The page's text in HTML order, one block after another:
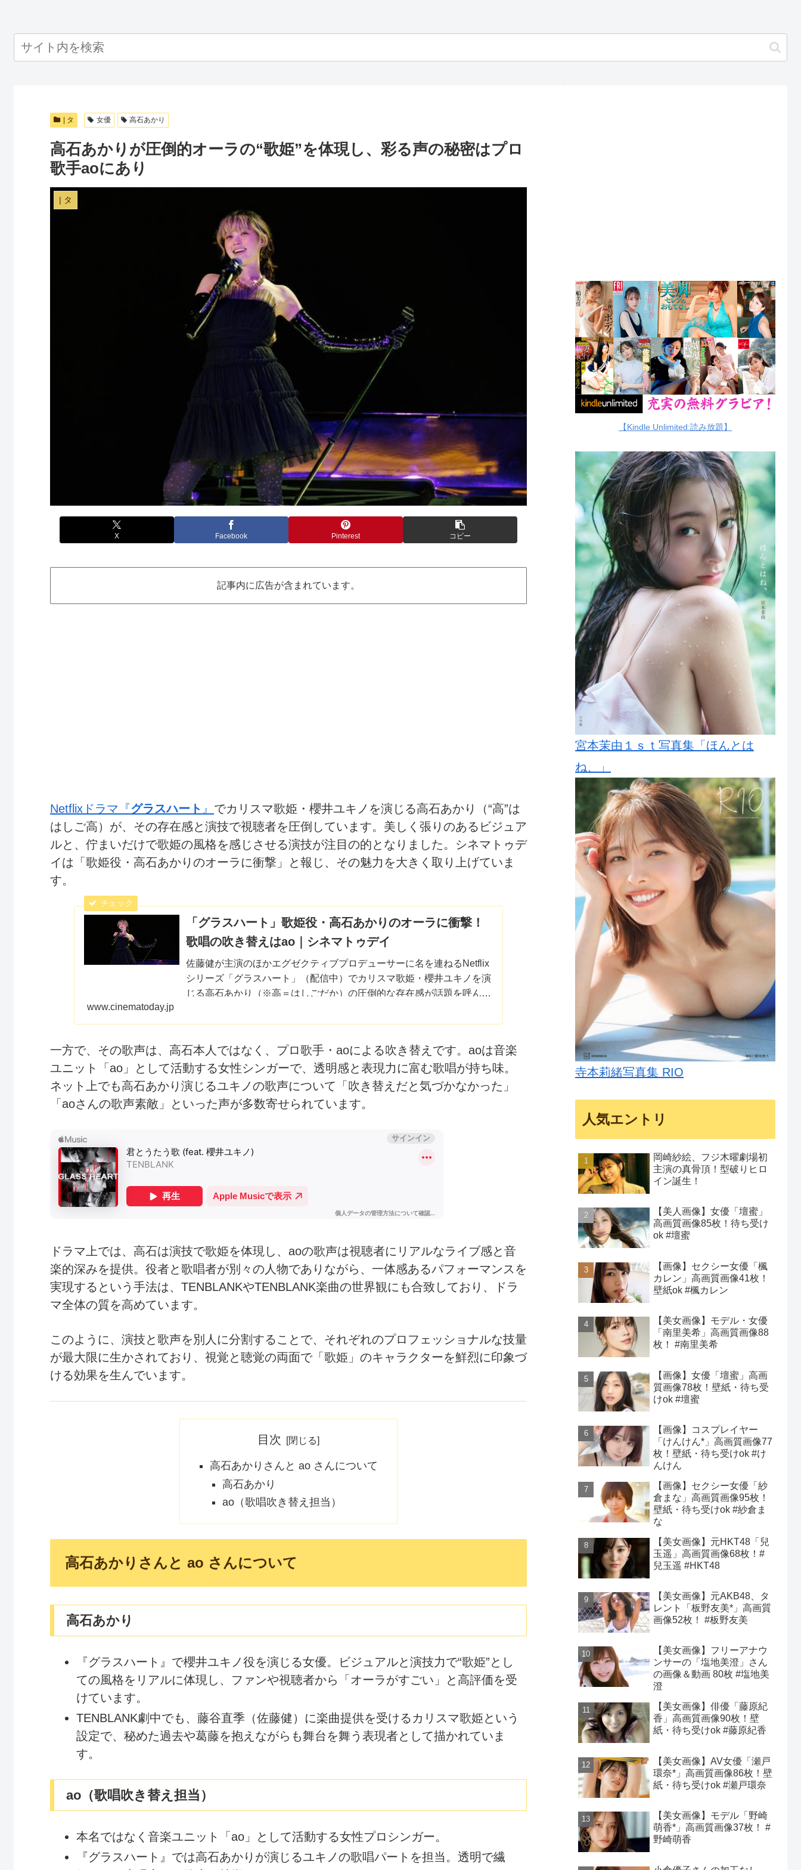
| タ 女優 高石あかり
高石あかりが圧倒的オーラの“歌姫”を体現し、彩る声の秘密はプロ
歌手aoにあり
| タ
X Facebook Pinterest コピー
記事内に広告が含まれています。
Netflixドラマ『グラスハート 』 でカリスマ歌姫・櫻井ユキノを演じる高石あかり（“高”は
はしご高）が、その存在感と演技で視聴者を圧倒しています。美しく張りのあるビジュア
ルと、佇まいだけで歌姫の風格を感じさせる演技が注目の的となりました。シネマトゥデ
イは「歌姫役・高石あかりのオーラに衝撃」と報じ、その魅力を大きく取り上げていま
す。
「グラスハート」歌姫役・高石あかりのオーラに衝撃！
歌唱の吹き替えはao｜シネマトゥデイ
佐藤健が主演のほかエグゼクティブプロデューサーに名を連ねるNetflix
シリーズ「グラスハート」（配信中）でカリスマ歌姫・櫻井ユキノを演
じる高石あかり（※高＝はしごだか）の圧倒的な存在感が話題を呼んで
www.cinematoday.jp
一方で、その歌声は、高石本人ではなく、プロ歌手・aoによる吹き替えです。aoは音楽
ユニット「ao」として活動する女性シンガーで、透明感と表現力に富む歌唱が持ち味。
ネット上でも高石あかり演じるユキノの歌声について「吹き替えだと気づかなかった」
「aoさんの歌声素敵」といった声が多数寄せられています。
ドラマ上では、高石は演技で歌姫を体現し、aoの歌声は視聴者にリアルなライブ感と音
楽的深みを提供。役者と歌唱者が別々の人物でありながら、一体感あるパフォーマンスを
実現するという手法は、TENBLANKやTENBLANK楽曲の世界観にも合致しており、ドラ
マ全体の質を高めています。
このように、演技と歌声を別人に分割することで、それぞれのプロフェッショナルな技量
が最大限に生かされており、視覚と聴覚の両面で「歌姫」のキャラクターを鮮烈に印象づ
ける効果を生んでいます。
目次
高石あかりさんと ao さんについて
高石あかり
ao（歌唱吹き替え担当）
高石あかりさんと ao さんについて
高石あかり
『グラスハート』で櫻井ユキノ役を演じる女優。ビジュアルと演技力で“歌姫”とし
ての風格をリアルに体現し、ファンや視聴者から「オーラがすごい」と高評価を受
けています。
TENBLANK劇中でも、藤谷直季（佐藤健）に楽曲提供を受けるカリスマ歌姫という
設定で、秘めた過去や葛藤を抱えながらも舞台を舞う表現者として描かれていま
す。
ao（歌唱吹き替え担当）
本名ではなく音楽ユニット「ao」として活動する女性プロシンガー。
『グラスハート』では高石あかりが演じるユキノの歌唱パートを担当。透明で繊
【Kindle Unlimited:読み放題】
宮本茉由１ｓｔ写真集「ほんとは
ね、」
寺本莉緒写真集 RIO
人気エントリ
岡崎紗絵、フジ木曜劇場初
主演の真骨頂！型破りヒロ
イン誕生！
【美人画像】女優「壇蜜」
高画質画像85枚！待ち受け
ok #壇蜜
【画像】セクシー女優「楓
カレン」高画質画像41枚！
壁紙ok #楓カレン
【美女画像】モデル・女優
「南里美希」高画質画像88
枚！ #南里美希
【画像】女優「壇蜜」高画
質画像78枚！壁紙・待ち受
けok #壇蜜
【画像】コスプレイヤー
「けんけん*」高画質画像77
枚！壁紙・待ち受けok #け
んけん
【画像】セクシー女優「紗
倉まな」高画質画像95枚！
壁紙・待ち受けok #紗倉ま
な
【美女画像】元HKT48「兒
玉遥」高画質画像68枚！#
兒玉遥 #HKT48
【美女画像】元AKB48、タ
レント「板野友美*」高画質
画像52枚！ #板野友美
【美女画像】フリーアナウ
ンサーの「塩地美澄」さん
の画像＆動画 80枚 #塩地美
澄
【美女画像】俳優「藤原紀
香」高画質画像90枚！壁
紙・待ち受けok #藤原紀香
【美女画像】AV女優「瀬戸
環奈*」高画質画像86枚！壁
紙・待ち受けok #瀬戸環奈
【美女画像】モデル「野崎
萌香*」高画質画像37枚！ #
野崎萌香